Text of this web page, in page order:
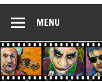
MENU